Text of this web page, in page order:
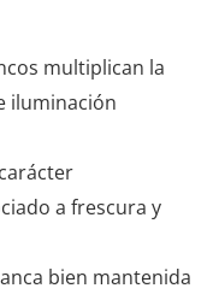
multiplican la
iluminación
a frescura y
bien mantenida